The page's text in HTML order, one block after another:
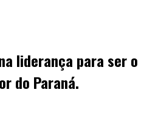
liderança para ser o
do Paraná.